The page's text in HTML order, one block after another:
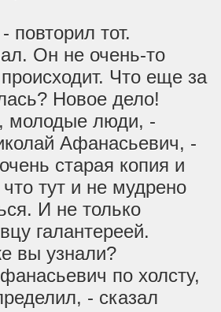
тот.
Он не очень-то
Что еще за
Новое дело!
молодые люди, -
Афанасьевич, -
старая копия и
тут и не мудрено
И не только
галантереей.
вы узнали?
по холсту,
- сказал